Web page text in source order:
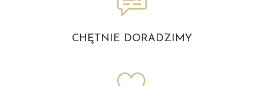
CHĘTNIE DORADZIMY